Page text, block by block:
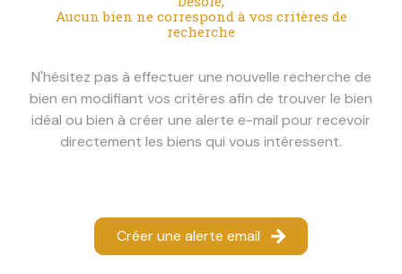
locative
en
viager
équipe
contact
Aucun bien ne correspond à vos critères de
recherche
N'hésitez pas à effectuer une nouvelle recherche de
bien en modifiant vos critères afin de trouver le bien
idéal ou bien à créer une alerte e-mail pour recevoir
directement les biens qui vous intéressent.
Créer une alerte email